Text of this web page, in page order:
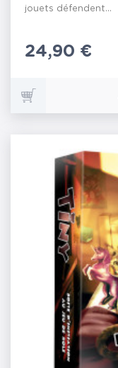
jouets défendent...
Prix
24,90 €